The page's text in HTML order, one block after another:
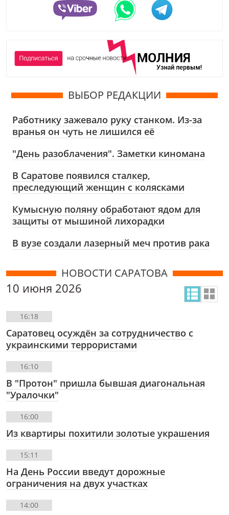
ВЫБОР РЕДАКЦИИ
Работнику зажевало руку станком. Из-за
вранья он чуть не лишился её
"День разоблачения". Заметки киномана
В Саратове появился сталкер,
преследующий женщин с колясками
Кумысную поляну обработают ядом для
защиты от мышиной лихорадки
В вузе создали лазерный меч против рака
НОВОСТИ САРАТОВА
10 июня 2026
16:18
Саратовец осуждён за сотрудничество с
украинскими террористами
16:10
В "Протон" пришла бывшая диагональная
"Уралочки"
16:00
Из квартиры похитили золотые украшения
15:11
На День России введут дорожные
ограничения на двух участках
14:00